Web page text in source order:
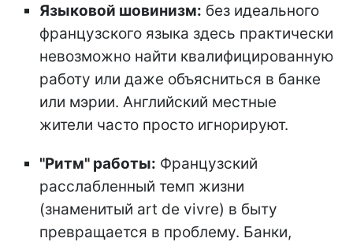
Языковой шовинизм: без идеального
французского языка здесь практически
невозможно найти квалифицированную
работу или даже объясниться в банке
или мэрии. Английский местные
жители часто просто игнорируют.
"Ритм" работы: Французский
расслабленный темп жизни
(знаменитый art de vivre) в быту
превращается в проблему. Банки,